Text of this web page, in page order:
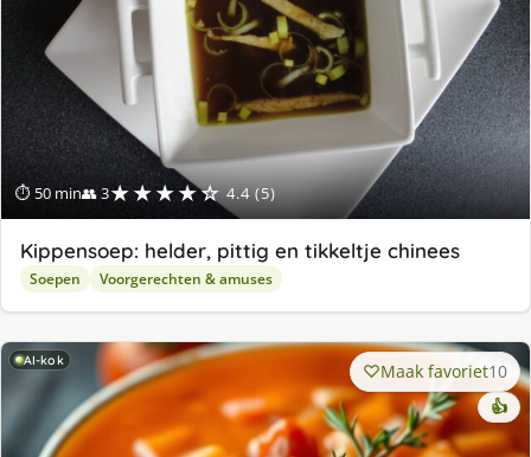
⏱ 50 min👥 3★★★★☆ 4.4 (5)
Kippensoep: helder, pittig en tikkeltje chinees
Soepen Voorgerechten & amuses
AI-kok Maak favoriet10
👍